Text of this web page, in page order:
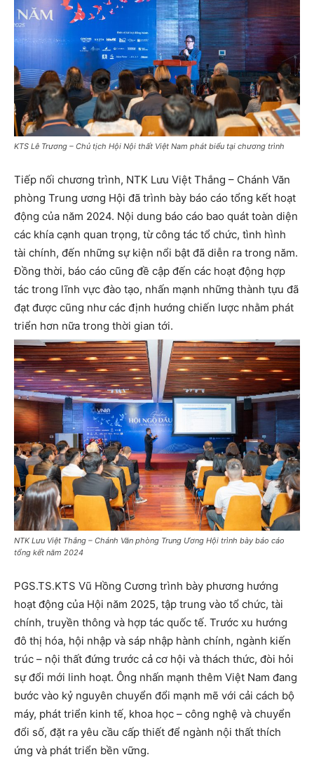
KTS Lê Trương – Chủ tịch Hội Nội thất Việt Nam phát biểu tại chương trình
Tiếp nối chương trình, NTK Lưu Việt Thắng – Chánh Văn
phòng Trung ương Hội đã trình bày báo cáo tổng kết hoạt
động của năm 2024. Nội dung báo cáo bao quát toàn diện
các khía cạnh quan trọng, từ công tác tổ chức, tình hình
tài chính, đến những sự kiện nổi bật đã diễn ra trong năm.
Đồng thời, báo cáo cũng đề cập đến các hoạt động hợp
tác trong lĩnh vực đào tạo, nhấn mạnh những thành tựu đã
đạt được cũng như các định hướng chiến lược nhằm phát
triển hơn nữa trong thời gian tới.
NTK Lưu Việt Thắng – Chánh Văn phòng Trung Ương Hội trình bày báo cáo
tổng kết năm 2024
PGS.TS.KTS Vũ Hồng Cương trình bày phương hướng
hoạt động của Hội năm 2025, tập trung vào tổ chức, tài
chính, truyền thông và hợp tác quốc tế. Trước xu hướng
đô thị hóa, hội nhập và sáp nhập hành chính, ngành kiến
trúc – nội thất đứng trước cả cơ hội và thách thức, đòi hỏi
sự đổi mới linh hoạt. Ông nhấn mạnh thêm Việt Nam đang
bước vào kỷ nguyên chuyển đổi mạnh mẽ với cải cách bộ
máy, phát triển kinh tế, khoa học – công nghệ và chuyển
đổi số, đặt ra yêu cầu cấp thiết để ngành nội thất thích
ứng và phát triển bền vững.